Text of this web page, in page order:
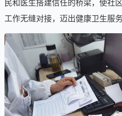
民和医生搭建信任的桥梁，使社
工作无缝对接，迈出健康卫生服